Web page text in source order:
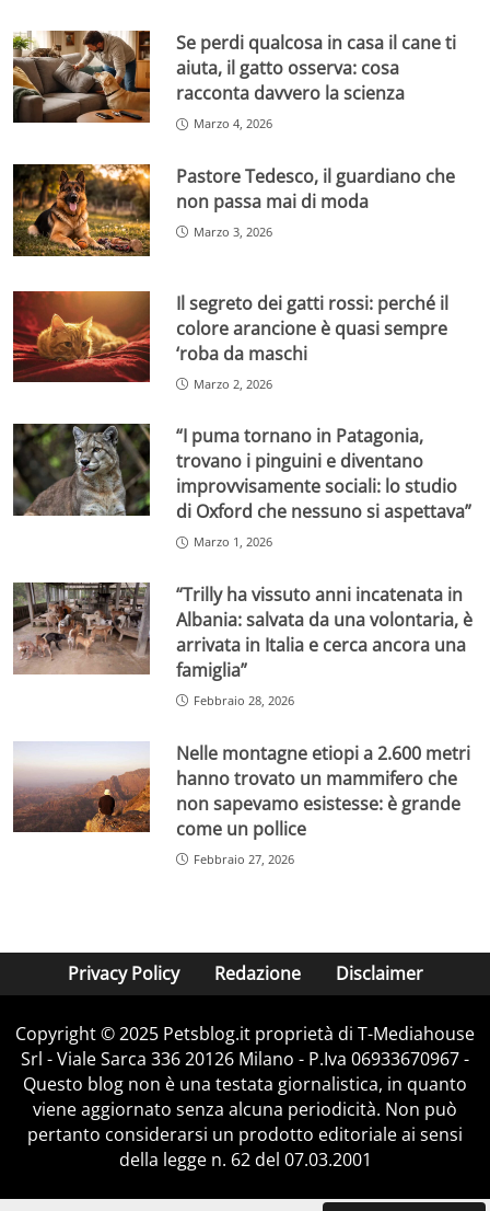
Se perdi qualcosa in casa il cane ti
aiuta, il gatto osserva: cosa
racconta davvero la scienza
Marzo 4, 2026
Pastore Tedesco, il guardiano che
non passa mai di moda
Marzo 3, 2026
Il segreto dei gatti rossi: perché il
colore arancione è quasi sempre
‘roba da maschi
Marzo 2, 2026
“I puma tornano in Patagonia,
trovano i pinguini e diventano
improvvisamente sociali: lo studio
di Oxford che nessuno si aspettava”
Marzo 1, 2026
“Trilly ha vissuto anni incatenata in
Albania: salvata da una volontaria, è
arrivata in Italia e cerca ancora una
famiglia”
Febbraio 28, 2026
Nelle montagne etiopi a 2.600 metri
hanno trovato un mammifero che
non sapevamo esistesse: è grande
come un pollice
Febbraio 27, 2026
Privacy Policy Redazione Disclaimer
Copyright © 2025 Petsblog.it proprietà di T-Mediahouse
Srl - Viale Sarca 336 20126 Milano - P.Iva 06933670967 -
Questo blog non è una testata giornalistica, in quanto
viene aggiornato senza alcuna periodicità. Non può
pertanto considerarsi un prodotto editoriale ai sensi
della legge n. 62 del 07.03.2001